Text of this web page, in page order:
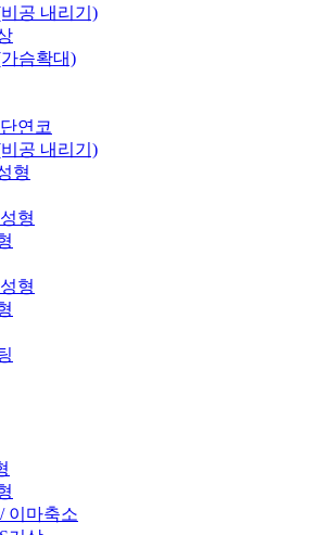
공 내리기)
슴확대)
연코
공 내리기)
형
형
형
이마축소